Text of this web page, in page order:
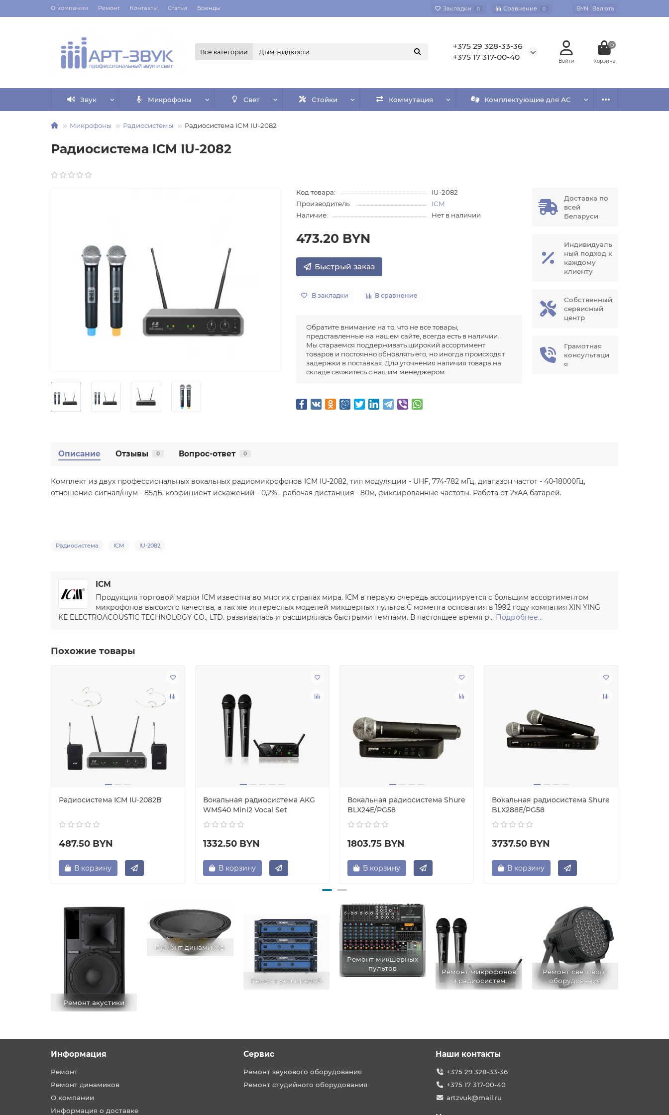
О компании Ремонт Контакты Статьи Бренды Закладки 0 Сравнение 0 BYN Валюта
Все категории
+375 29 328-33-36
+375 17 317-00-40
0
Звук Микрофоны Свет Стойки Коммутация Комплектующие для АС
Микрофоны Радиосистемы Радиосистема ICM IU-2082
Радиосистема ICM IU-2082
Код товара:
IU-2082
Производитель:
ICM
Наличие:
Нет в наличии
473.20 BYN
Быстрый заказ
В закладки В сравнение
Обратите внимание на то, что не все товары,
представленные на нашем сайте, всегда есть в наличии.
Мы стараемся поддерживать широкий ассортимент
товаров и постоянно обновлять его, но иногда происходят
задержки в поставках. Для уточнения наличия товара на
складе свяжитесь с нашим менеджером.
Доставка по
всей
Беларуси
Индивидуаль
ный подход к
каждому
клиенту
Собственный
сервисный
центр
Грамотная
консультаци
я
Описание Отзывы 0 Вопрос-ответ 0
Комплект из двух профессиональных вокальных радиомикрофонов ICM IU-2082, тип модуляции - UHF, 774-782 мГц, диапазон частот - 40-18000Гц,
отношение сигнал/шум - 85дБ, коэфициент искажений - 0,2% , рабочая дистанция - 80м, фиксированные частоты. Работа от 2хАА батарей.
Радиосистема ICM IU-2082
ICM
Продукция торговой марки ICM известна во многих странах мира. ICM в первую очередь ассоциируется с большим ассортиментом
микрофонов высокого качества, а так же интересных моделей микшерных пультов.С момента основания в 1992 году компания XIN YING
KE ELECTROACOUSTIC TECHNOLOGY CO., LTD. развивалась и расширялась быстрыми темпами. В настоящее время р... Подробнее...
Похожие товары
Радиосистема ICM IU-2082B
487.50 BYN
В корзину
Вокальная радиосистема AKG
WMS40 Mini2 Vocal Set
1332.50 BYN
В корзину
Вокальная радиосистема Shure
BLX24E/PG58
1803.75 BYN
В корзину
Вокальная радиосистема Shure
BLX288E/PG58
3737.50 BYN
В корзину
Ремонт акустики
Ремонт динамиков
Ремонт усилителей
Ремонт микшерных
пультов
Ремонт микрофонов
и радиосистем
Ремонт светового
оборудования
Информация
Ремонт
Ремонт динамиков
О компании
Информация о доставке
Сервис
Ремонт звукового оборудования
Ремонт студийного оборудования
Наши контакты
+375 29 328-33-36
+375 17 317-00-40
artzvuk@mail.ru